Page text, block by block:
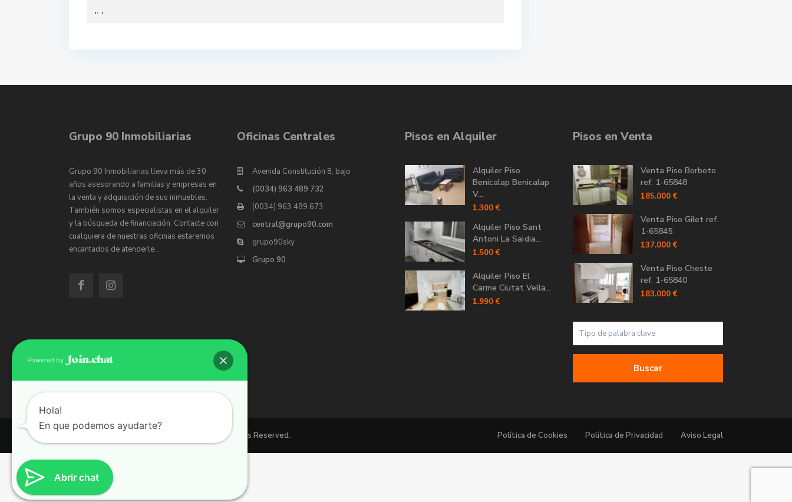
.. .
Grupo 90 Inmobiliarias
Grupo 90 Inmobiliarias lleva más de 30
años asesorando a familias y empresas en
la venta y adquisición de sus inmuebles.
También somos especialistas en el alquiler
y la búsqueda de financiación. Contacte con
cualquiera de nuestras oficinas estaremos
encantados de atenderle…
Oficinas Centrales
Avenida Constitución 8, bajo
(0034) 963 489 732
(0034) 963 489 673
central@grupo90.com
grupo90sky
Grupo 90
Pisos en Alquiler
Alquiler Piso
Benicalap Benicalap
V...
1.300 €
Alquiler Piso Sant
Antoni La Saïdia...
1.500 €
Alquiler Piso El
Carme Ciutat Vella...
1.990 €
Pisos en Venta
Venta Piso Borboto
ref. 1-65848
185.000 €
Venta Piso Gilet ref.
1-65845
137.000 €
Venta Piso Cheste
ref. 1-65840
183.000 €
Buscar
Copyright 2026 | Grupo 90 inmobiliarias. All Rights Reserved. Política de Cookies Política de Privacidad Aviso Legal
Abrir chat
Powered by
Hola!
En que podemos ayudarte?